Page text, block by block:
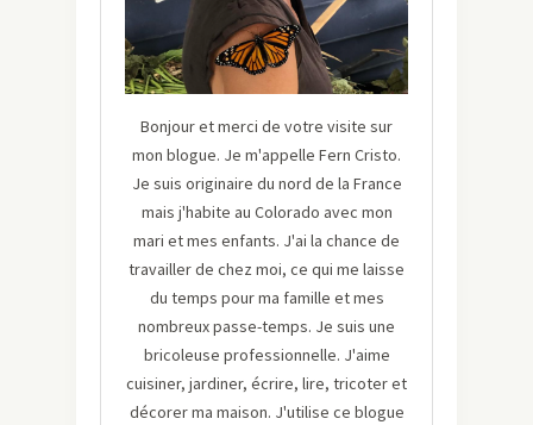
Bonjour et merci de votre visite sur
mon blogue. Je m'appelle Fern Cristo.
Je suis originaire du nord de la France
mais j'habite au Colorado avec mon
mari et mes enfants. J'ai la chance de
travailler de chez moi, ce qui me laisse
du temps pour ma famille et mes
nombreux passe-temps. Je suis une
bricoleuse professionnelle. J'aime
cuisiner, jardiner, écrire, lire, tricoter et
décorer ma maison. J'utilise ce blogue